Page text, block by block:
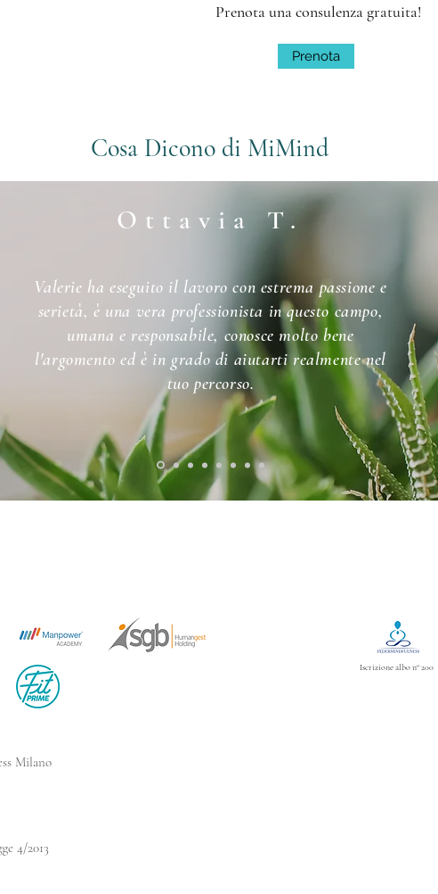
Prenota una consulenza gratuita!
Prenota
Cosa Dicono di MiMind
Ottavia T.
Valerie ha eseguito il lavoro con estrema passione e
serietà, è una vera professionista in questo campo,
umana e responsabile, conosce molto bene
l'argomento ed è in grado di aiutarti realmente nel
tuo percorso.
Iscrizione albo n° 200
Milano
4/2013